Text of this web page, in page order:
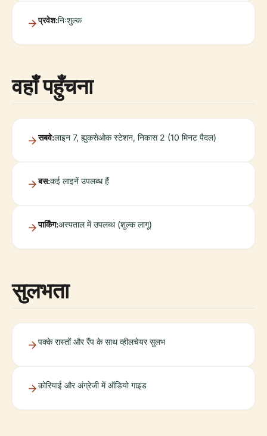
प्रवेश:निःशुल्क
वहाँ पहुँचना
सबवे:लाइन 7, ह्युकसेओक स्टेशन, निकास 2 (10 मिनट पैदल)
बस:कई लाइनें उपलब्ध हैं
पार्किंग:अस्पताल में उपलब्ध (शुल्क लागू)
सुलभता
पक्के रास्तों और रैंप के साथ व्हीलचेयर सुलभ
कोरियाई और अंग्रेजी में ऑडियो गाइड